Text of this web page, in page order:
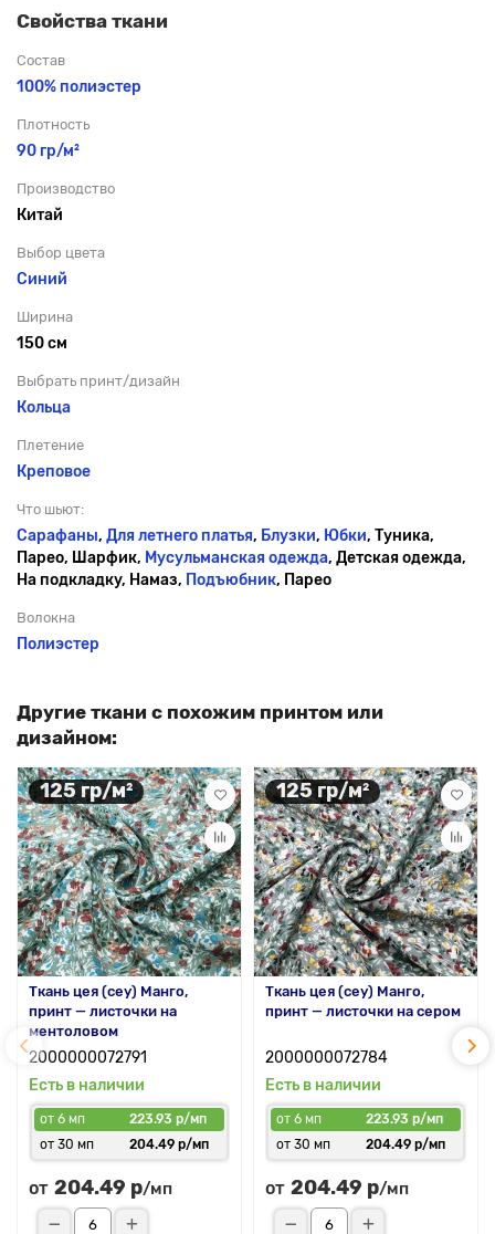
Свойства ткани
Состав
100% полиэстер
Плотность
90 гр/м²
Производство
Китай
Выбор цвета
Синий
Ширина
150 см
Выбрать принт/дизайн
Кольца
Плетение
Креповое
Что шьют:
Сарафаны, Для летнего платья, Блузки, Юбки, Туника,
Парео, Шарфик, Мусульманская одежда, Детская одежда,
На подкладку, Намаз, Подъюбник, Парео
Волокна
Полиэстер
Другие ткани с похожим принтом или
дизайном:
125 гр/м²
Ткань цея (cey) Манго,
принт — листочки на
ментоловом
2000000072791
Есть в наличии
от 6 мп
223.93 р/мп
от 30 мп
204.49 р/мп
от 204.49 р/мп
125 гр/м²
Ткань цея (cey) Манго,
принт — листочки на сером
2000000072784
Есть в наличии
от 6 мп
223.93 р/мп
от 30 мп
204.49 р/мп
от 204.49 р/мп